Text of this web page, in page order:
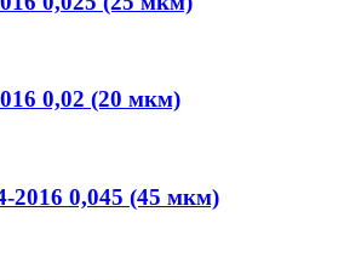
0,02 (20 мкм)
2016 0,045 (45 мкм)